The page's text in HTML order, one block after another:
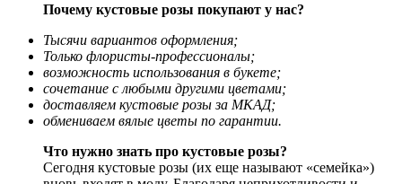
Почему кустовые розы покупают у нас?
Тысячи вариантов оформления;
Только флористы-профессионалы;
возможность использования в букете;
сочетание с любыми другими цветами;
доставляем кустовые розы за МКАД;
обмениваем вялые цветы по гарантии.
Что нужно знать про кустовые розы?
Сегодня кустовые розы (их еще называют «семейка»)